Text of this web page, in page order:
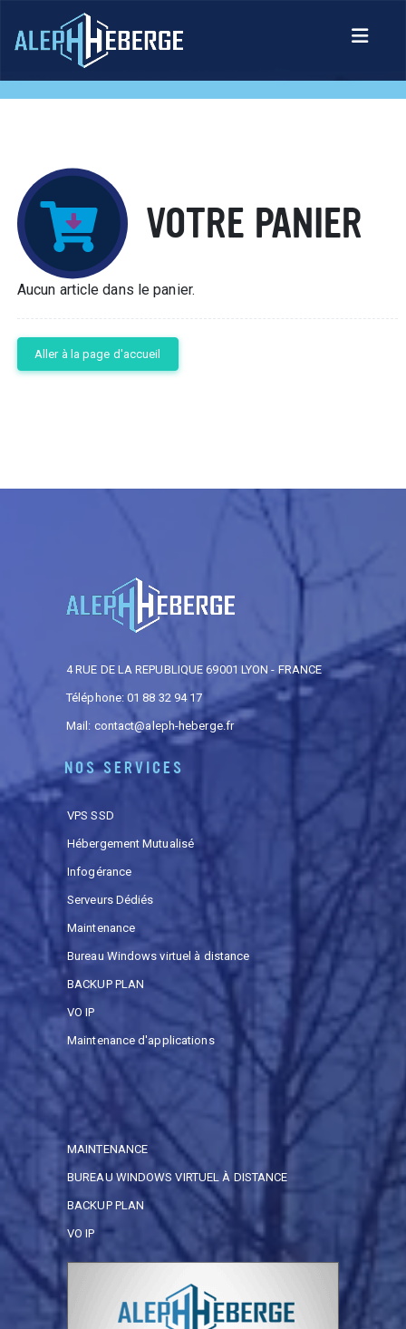
VOTRE PANIER
Aucun article dans le panier.
Aller à la page d'accueil
4 RUE DE LA REPUBLIQUE 69001 LYON - FRANCE
Téléphone: 01 88 32 94 17
Mail: contact@aleph-heberge.fr
NOS SERVICES
VPS SSD
Hébergement Mutualisé
Infogérance
Serveurs Dédiés
Maintenance
Bureau Windows virtuel à distance
BACKUP PLAN
VO IP
Maintenance d'applications
MAINTENANCE
BUREAU WINDOWS VIRTUEL À DISTANCE
BACKUP PLAN
VO IP